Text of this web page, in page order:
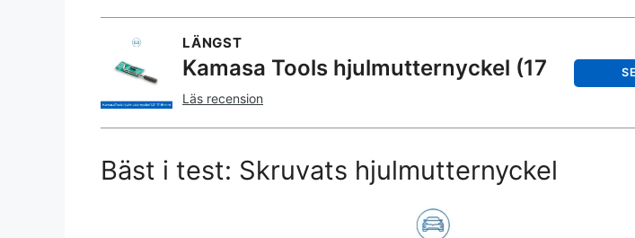
LÄNGST
Kamasa Tools hjulmutternyckel (17
Läs recension
Bäst i test: Skruvats hjulmutternyckel